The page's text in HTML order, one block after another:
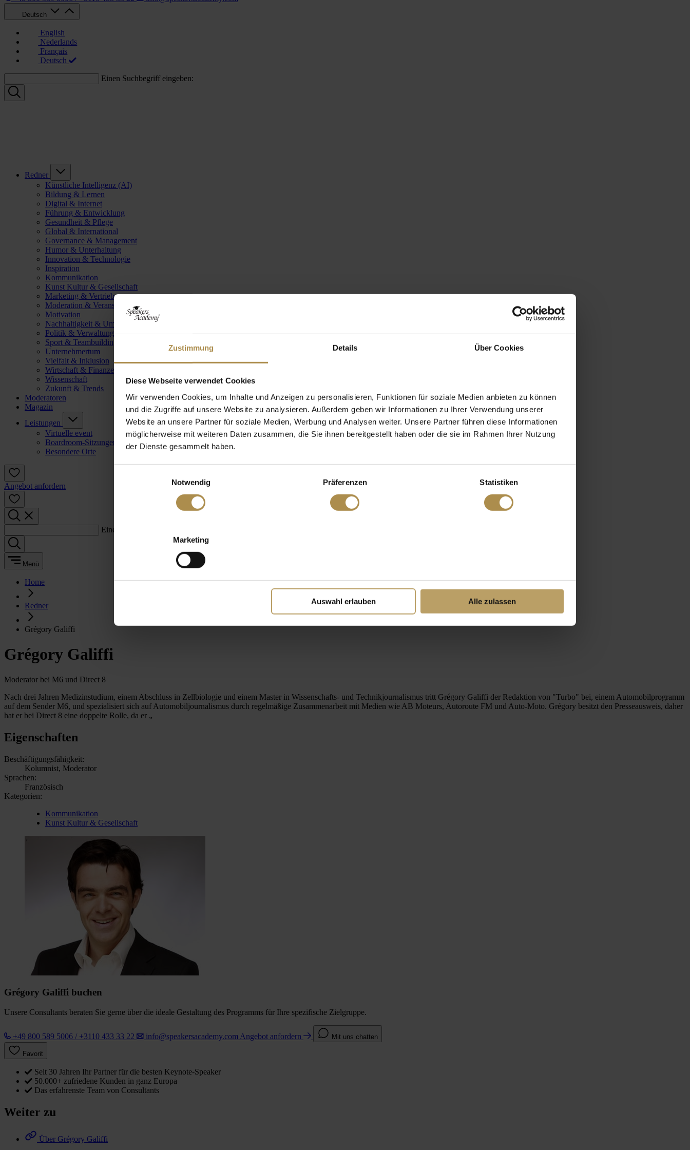
Zustimmung Details Über Cookies
Diese Webseite verwendet Cookies
Wir verwenden Cookies, um Inhalte und Anzeigen zu personalisieren, Funktionen für soziale Medien anbieten zu können
und die Zugriffe auf unsere Website zu analysieren. Außerdem geben wir Informationen zu Ihrer Verwendung unserer
Website an unsere Partner für soziale Medien, Werbung und Analysen weiter. Unsere Partner führen diese Informationen
möglicherweise mit weiteren Daten zusammen, die Sie ihnen bereitgestellt haben oder die sie im Rahmen Ihrer Nutzung
der Dienste gesammelt haben.
Notwendig
Präferenzen Statistiken
Marketing
Auswahl erlauben Alle zulassen
Deutsch
English
Nederlands
Français
Deutsch
Einen Suchbegriff eingeben:
Redner
Künstliche Intelligenz (AI)
Bildung & Lernen
Digital & Internet
Führung & Entwicklung
Gesundheit & Pflege
Global & International
Governance & Management
Humor & Unterhaltung
Innovation & Technologie
Inspiration
Kommunikation
Kunst Kultur & Gesellschaft
Marketing & Vertrieb
Moderation & Veranstaltungsleitung
Motivation
Nachhaltigkeit & Umwelt
Politik & Verwaltung
Sport & Teambuilding
Unternehmertum
Vielfalt & Inklusion
Wirtschaft & Finanzen
Wissenschaft
Zukunft & Trends
Moderatoren
Magazin
Leistungen
Virtuelle event
Boardroom-Sitzungen
Besondere Orte
Angebot anfordern
Einen Suchbegriff eingeben:
Menü
Home
Redner
Grégory Galiffi
Grégory Galiffi
Moderator bei M6 und Direct 8
Nach drei Jahren Medizinstudium, einem Abschluss in Zellbiologie und einem Master in Wissenschafts- und Technikjournalismus tritt Grégory Galiffi der Redaktion von "Turbo" bei, einem Automobilprogramm
auf dem Sender M6, und spezialisiert sich auf Automobiljournalismus durch regelmäßige Zusammenarbeit mit Medien wie AB Moteurs, Autoroute FM und Auto-Moto. Grégory besitzt den Presseausweis, daher
hat er bei Direct 8 eine doppelte Rolle, da er „
Eigenschaften
Beschäftigungsfähigkeit:
Kolumnist, Moderator
Sprachen:
Französisch
Kategorien:
Kommunikation
Kunst Kultur & Gesellschaft
Grégory Galiffi buchen
Unsere Consultants beraten Sie gerne über die ideale Gestaltung des Programms für Ihre spezifische Zielgruppe.
+49 800 589 5006 / +3110 433 33 22 info@speakersacademy.com Angebot anfordern Mit uns chatten
Favorit
Seit 30 Jahren Ihr Partner für die besten Keynote-Speaker
50.000+ zufriedene Kunden in ganz Europa
Das erfahrenste Team von Consultants
Weiter zu
Über Grégory Galiffi